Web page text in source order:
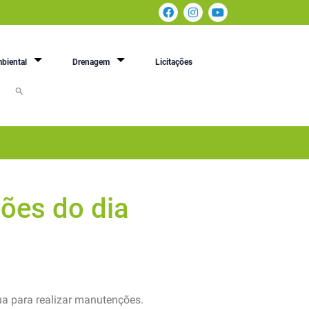
Drenagem Licitações
do dia
para realizar manutenções.